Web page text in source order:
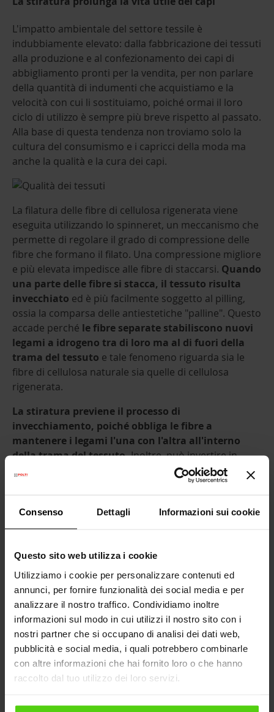
Consenso Dettagli Informazioni sui cookie
Questo sito web utilizza i cookie
Utilizziamo i cookie per personalizzare contenuti ed
annunci, per fornire funzionalità dei social media e per
analizzare il nostro traffico. Condividiamo inoltre
informazioni sul modo in cui utilizzi il nostro sito con i
nostri partner che si occupano di analisi dei dati web,
pubblicità e social media, i quali potrebbero combinarle
con altre informazioni che hai fornito loro o che hanno
raccolto dal tuo utilizzo dei loro servizi.
L'impatto ambientale del settore tessile è
indubbiamente elevato: dalla fabbricazione dei tessuti
alla produzione e al confezionamento dei capi di
abbigliamento pronti per la vendita, per non parlare
della quantità di indumenti che acquistiamo e la
velocità con cui li sostituiamo, poiché ormai il loro
ciclo di utilizzo è sempre più breve rispetto al passato.
Alla base di questa tendenza non troviamo solo la
cultura del consumismo e i capricci della moda ma
anche la qualità e la cura dei capi.
La filatura delle fibre di cellulosa rigenerata viene
eseguita utilizzando lo spinneret, un meccanismo che
permette di regolare il grado di compressione delle
fibre che formano il filato. Una compressione migliore
e più elevata impedisce alle fibre di staccarsi. Quando
una parte delle fibre si stacca, il tessuto risulta
invecchiato ed è più facilmente soggetto al pilling,
ossia la comparsa delle antiestetiche "palline". Questo
accade perché le fibre separate stabiliscono nuovi
legami a idrogeno tra di loro ma al di fuori della
trama del tessuto e tale fenomeno riguarda sia le
fibre di cellulosa naturale sia quelle di cellulosa
rigenerata.
La stiratura previene il processo di
invecchiamento, poiché obbliga le fibre a
mantenere i legami l'una con l'altra all'interno
della trama del tessuto.Inoltre, può invertire in
la stiratura a
vapore obbliga le fibre separate a legarsi
dei motivi per cui la stiratura prolunga la vita utile
dei capi.
Nel corso dei secoli, la stiratura dei capi di
lontani i microrganismi patogeni. Circa 70 anni fa
serviva a prevenire tre malattie infettive devastanti
che hanno ucciso milioni di persone. Il semplice fatto
di nominarle provocava il terrore: tifo, febbre delle
trincee e febbre ricorrente epidemica. Queste 3
malattie sono accomunate dallo stesso organismo
portatore: il pediculus humanus humanus, un
parassita che si annida nei tessuti dei vestiti.